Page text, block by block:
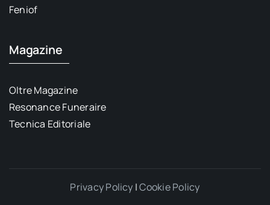
Feniof
Magazine
Oltre Magazine
Resonance Funeraire
Tecnica Editoriale
Privacy Policy |Cookie Policy